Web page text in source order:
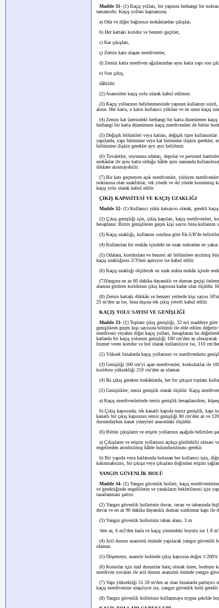
Madde 31- (1) Kaçış yolları, bir yapının herhangi bir
tamamıdır. Kaçış yolları kapsamına;
a) Oda ve diğer bağımsız mekânlardan çıkışlar,
b) Her kattaki koridor ve benzeri geçitler,
c) Kat çıkışları,
ç) Zemin kata ulaşan merdivenler,
d) Zemin katta merdiven ağızlarından aynı katta yapı son
e) Son çıkış,
dâhildir.
(2) Asansörler kaçış yolu olarak kabul edilmez.
(3) Kaçış yollarının belirlenmesinde yapının kullanım
alınır. Her katta, o katın kullanıcı yüküne ve en uzun kaçış
(4) Zemin kat üzerindeki herhangi bir katta düzenlenen
herhangi bir katta düzenlenen kaçış merdivenleri de bütün
(5) Değişik bölümleri veya katları, değişik tipte kullanımlar
yapılarda, yapı bütününe veya kat bütününe ilişkin gerekler,
bölümüne ilişkin gerekler ayrı ayrı belirlenir.
(6) Tuvaletler, soyunma odaları, depolar ve personel
mekânlar ile aynı katta olduğu hâlde aynı zamanda
dikkate alınmayabilir.
(7) Bir katı geçmeyen açık merdivenler, yürüyen merdivenler
noktasına olan uzaklıklar, tek yönde ve iki yönde korunmuş
kaçış yolu olarak kabul edilir.
ÇIKIŞ KAPASİTESİ VE KAÇIŞ UZAKLIĞI
Madde 32- (1) Kullanıcı yükü katsayısı olarak, gerekli
(2) Çıkış genişliği için, çıkış kapıları, kaçış merdivenleri,
hesaplanır. Birim genişlikten geçen kişi sayısı bina kullanım
(3) Kaçış uzaklığı, kullanım sınıfına göre Ek-5/B'de
(4) Kullanılan bir mekân içindeki en uzak noktadan en yakın
(5) Odalara, koridorlara ve benzeri alt bölümlere ayrılmış
kaçış uzaklığının 2/3'ünü aşmıyor ise kabul edilir.
(6) Kaçış uzaklığı ölçülecek en uzak nokta mekân içinde
(7)Yangına en az 60 dakika dayanıklı ve duman geçişi
alanına götüren koridorun çıkış kapısına kadar olan
(8) Zemin kattaki dükkân ve benzeri yerlerde kişi sayısı
25 m'den az ise, bina dışına tek çıkış yeterli kabul edilir.
KAÇIŞ YOLU SAYISI VE GENİŞLİĞİ
Madde 33- (1) Toplam çıkış genişliği, 32 nci maddeye
genişlikten geçen kişi sayısına bölümü ile elde edilen
merdiveni veyahut diğer kaçış yolları, hesaplanan bu
katlarda bir kaçış yolunun genişliği 100 cm'den az olmayacak
hizmet veren koridor ve hol olarak kullanılıyor ise, 110
(2) Yüksek binalarda kaçış yollarının ve merdivenlerin
(3) Genişliği 200 cm'yi aşan merdivenler, korkuluklar ile
koridoru yüksekliği 210 cm'den az olamaz.
(4) İki çıkış gereken mekânlarda, her bir çıkışın toplam
(5) Genişlikler, temiz genişlik olarak ölçülür. Kaçış
a) Kaçış merdivenlerinde temiz genişlik hesaplanırken,
b) Çıkış kapısında; tek kanatlı kapıda temiz genişlik, kapı
kanatlı bir çıkış kapısının temiz genişliği 80 cm'den az ve
durumdayken kanat yüzeyleri arasındaki ölçüdür.
(6) Bütün çıkışların ve erişim yollarının aşağıda belirtilen
a) Çıkışların ve erişim yollarının açıkça görülebilir
engellerden arındırılmış hâlde bulundurulması gerekir.
b) Bir yapıda veya katlarında bulunan her kullanıcı için,
kalınmaksızın, bir çıkışa veya çıkışlara doğrudan erişim
YANGIN GÜVENLİK HOLÜ
Madde 34- (1) Yangın güvenlik holleri; kaçış
ve gerektiğinde engellilerin ve yaralıların bekletilmesi için
tasarlanması şarttır.
(2) Yangın güvenlik hollerinin duvar, tavan ve tabanında
duvar ve en az 90 dakika dayanıklı duman sızdırmaz kapı ile
(3) Yangın güvenlik hollerinin taban alanı, 3 m
'den az, 6 m2'den fazla ve kaçış yönündeki boyutu ise 1.8
(4) Acil durum asansörü önünde yapılacak yangın
olamaz.
(5) Döşemeye, asansör holünde çıkış kapısına doğru 1/
(6) Konutlar için özel durumlar hariç olmak üzere, bodrum
merdiven yuvaları ile acil durum asansörü önünde yangın
(7) Yapı yüksekliği 51.50 m'den az olan binalarda parlayıcı
kaçış merdivenine ulaşılıyor ise, yangın güvenlik holü
(8) Yangın güvenlik hollerinin kullanmaya uygun şekilde